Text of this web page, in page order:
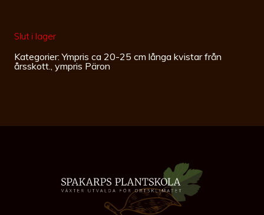
Slut i lager
Kategorier:Ympris ca 20-25 cm långa kvistar från
årsskott. ympris Päron